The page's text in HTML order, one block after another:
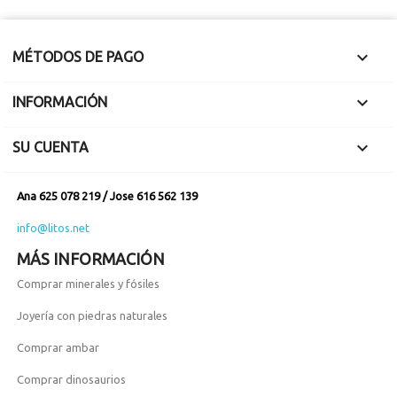
MÉTODOS DE PAGO 
INFORMACIÓN 
SU CUENTA 
Ana 625 078 219 / Jose 616 562 139
info@litos.net
MÁS INFORMACIÓN
Comprar minerales y fósiles
Joyería con piedras naturales
Comprar ambar
Comprar dinosaurios